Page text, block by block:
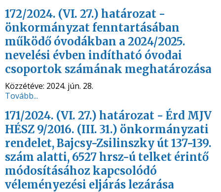
172/2024. (VI. 27.) határozat -
önkormányzat fenntartásában
működő óvodákban a 2024/2025.
nevelési évben indítható óvodai
csoportok számának meghatározása
Közzétéve: 2024. jún. 28.
Tovább...
171/2024. (VI. 27.) határozat - Érd MJV
HÉSZ 9/2016. (III. 31.) önkormányzati
rendelet, Bajcsy-Zsilinszky út 137-139.
szám alatti, 6527 hrsz-ú telket érintő
módosításához kapcsolódó
véleményezési eljárás lezárása